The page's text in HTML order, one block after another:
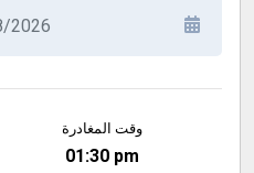
وقت المغادرة
01:30 pm